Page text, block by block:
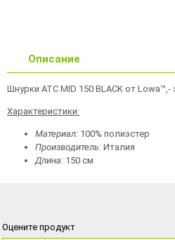
Описание
Шнурки ATC MID 150 BLACK от
Характеристики:
Материал: 100% полиэстер
Производитель: Италия
Длина: 150 см
Оцените продукт